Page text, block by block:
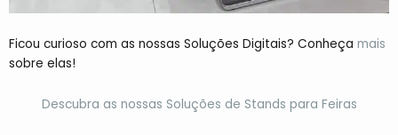
Ficou curioso com as nossas Soluções Digitais? Conheça mais
sobre elas!
Descubra as nossas Soluções de Stands para Feiras